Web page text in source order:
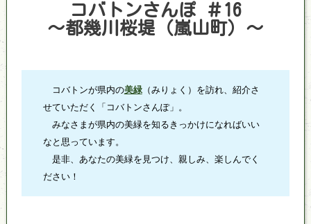
コバトンさんぽ ＃16
～都幾川桜堤（嵐山町）～
コバトンが県内の美緑（みりょく）を訪れ、紹介さ
せていただく「コバトンさんぽ」。
みなさまが県内の美緑を知るきっかけになればいい
なと思っています。
是非、あなたの美緑を見つけ、親しみ、楽しんでく
ださい！